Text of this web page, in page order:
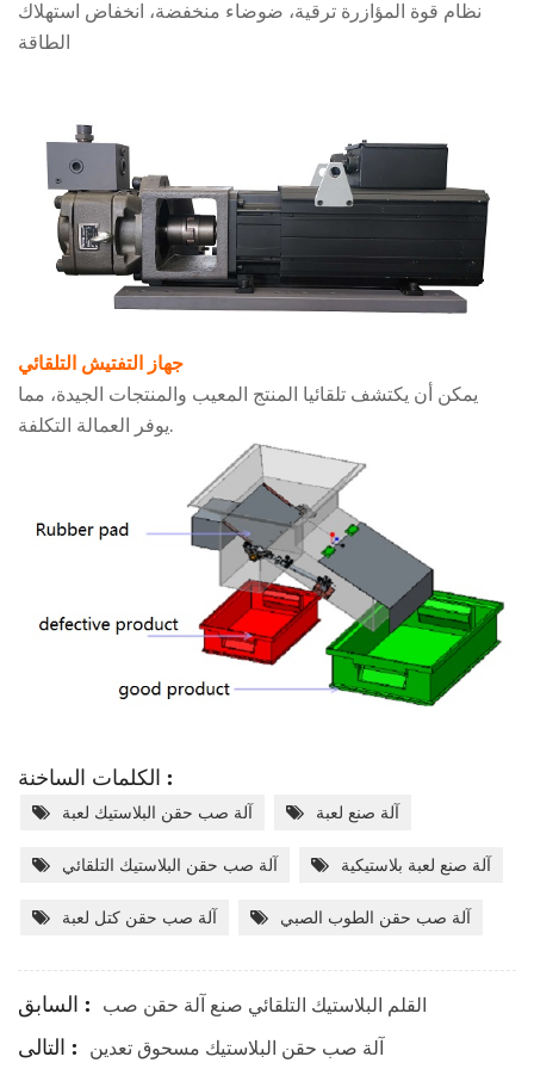
نظام قوة المؤازرة ترقية، ضوضاء منخفضة، انخفاض استهلاك
الطاقة
جهاز التفتيش التلقائي
يمكن أن يكتشف تلقائيا المنتج المعيب والمنتجات الجيدة، مما
يوفر العمالة التكلفة.
الكلمات الساخنة :
آلة صب حقن البلاستيك لعبة آلة صنع لعبة
آلة صب حقن البلاستيك التلقائي آلة صنع لعبة بلاستيكية
آلة صب حقن كتل لعبة آلة صب حقن الطوب الصبي
السابق : القلم البلاستيك التلقائي صنع آلة حقن صب
التالى : آلة صب حقن البلاستيك مسحوق تعدين